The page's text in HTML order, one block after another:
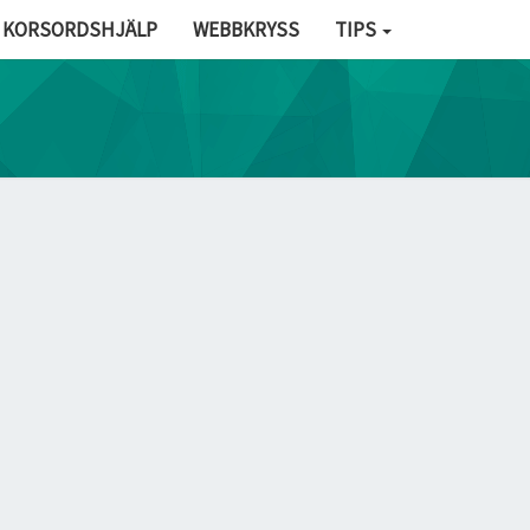
KORSORDSHJÄLP WEBBKRYSS TIPS